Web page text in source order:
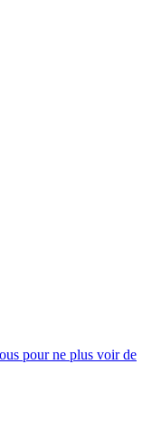
pour ne plus voir de